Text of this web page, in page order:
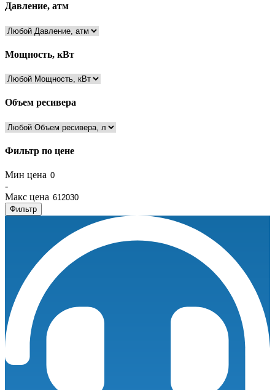
Давление, атм
Мощность, кВт
Объем ресивера
Фильтр по цене
Мин цена
-
Макс цена
Фильтр